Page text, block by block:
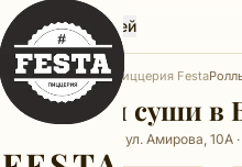
Феста, Белебей
ГлавнаяБелебей Пиццерия Festa
Роллы и суши в
Пиццерия Festa, ул. Амирова, 10А